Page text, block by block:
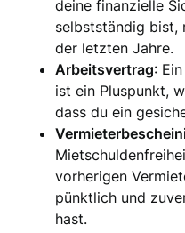
deine finanzielle
selbstständig bist,
der letzten Jahre.
Arbeitsvertrag:
ist ein Pluspunkt,
dass du ein
vorherigen
pünktlich und
hast.